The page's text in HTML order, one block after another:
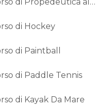
di Hockey
di Paintball
di Paddle Tennis
di Kayak Da Mare